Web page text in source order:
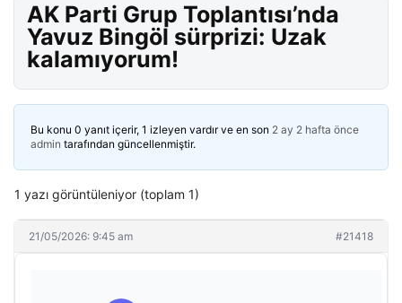
AK Parti Grup Toplantısı’nda
Yavuz Bingöl sürprizi: Uzak
kalamıyorum!
Bu konu 0 yanıt içerir, 1 izleyen vardır ve en son 2 ay 2 hafta önce
admin tarafından güncellenmiştir.
1 yazı görüntüleniyor (toplam 1)
21/05/2026: 9:45 am #21418